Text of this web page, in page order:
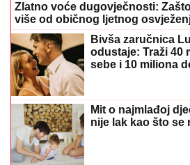
Zlatno voće dugovječnosti:
više od običnog ljetnog
Bivša zaručnica
odustaje: Traži 40
sebe i 10 miliona
Mit o najmlađoj
nije lak kao što se